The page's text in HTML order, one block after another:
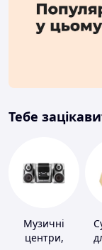
Тебе
Музичні
центри,